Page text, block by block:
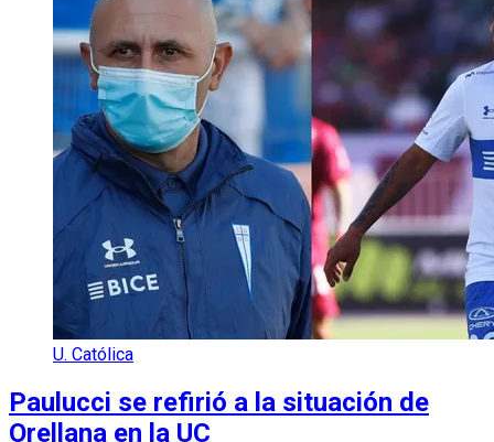
U. Católica
Paulucci se refirió a la situación de
Orellana en la UC